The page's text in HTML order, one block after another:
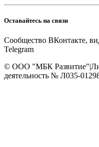
Оставайтесь на связи
Cообщество ВКонтакте,
Telegram
© OOO "МБК Развитие"|
деятельность № Л035-